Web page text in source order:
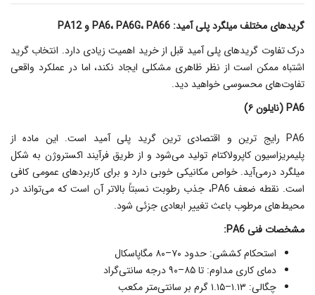
گریدهای مختلف میلگرد پلی آمید: PA6، PA6G، PA66 و PA12
درک تفاوت گریدهای پلی آمید قبل از خرید اهمیت زیادی دارد. انتخاب گرید
اشتباه ممکن است از نظر ظاهری مشکلی ایجاد نکند، اما در عملکرد واقعی
تفاوت‌های محسوسی خواهید دید.
PA6 (نایلون ۶)
PA6 رایج‌ ترین و اقتصادی‌ ترین گرید پلی آمید است. این ماده از
پلیمریزاسیون کاپرولاکتام تولید می‌شود و از طریق فرآیند اکستروژن به شکل
میلگرد درمی‌آید. خواص مکانیکی خوبی دارد و برای کاربردهای عمومی کافی
است. نقطه ضعف PA6، جذب رطوبت نسبتاً بالاتر آن است که می‌تواند در
محیط‌های مرطوب باعث تغییر ابعادی جزئی شود.
مشخصات فنی PA6:
استحکام کششی: حدود ۷۰–۸۰ مگاپاسکال
دمای کاری مداوم: تا ۸۵–۹۰ درجه سانتی‌گراد
چگالی: ۱.۱۳–۱.۱۵ گرم بر سانتی‌متر مکعب